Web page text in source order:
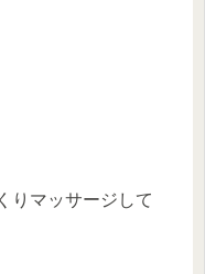
りマッサージして